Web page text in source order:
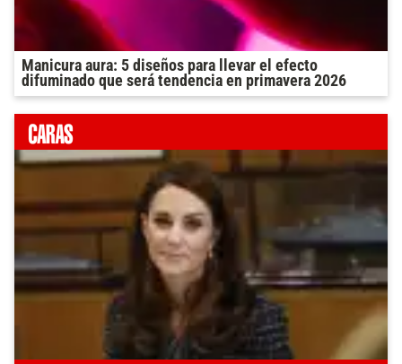
Manicura aura: 5 diseños para llevar el efecto
difuminado que será tendencia en primavera 2026